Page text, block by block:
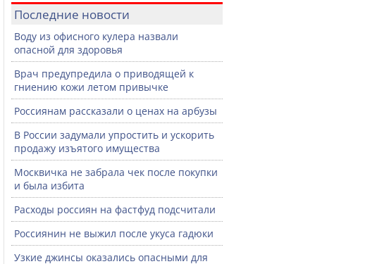
Последние новости
Воду из офисного кулера назвали
опасной для здоровья
Врач предупредила о приводящей к
гниению кожи летом привычке
Россиянам рассказали о ценах на арбузы
В России задумали упростить и ускорить
продажу изъятого имущества
Москвичка не забрала чек после покупки
и была избита
Расходы россиян на фастфуд подсчитали
Россиянин не выжил после укуса гадюки
Узкие джинсы оказались опасными для